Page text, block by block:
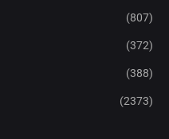
(807)
(372)
(388)
(2373)